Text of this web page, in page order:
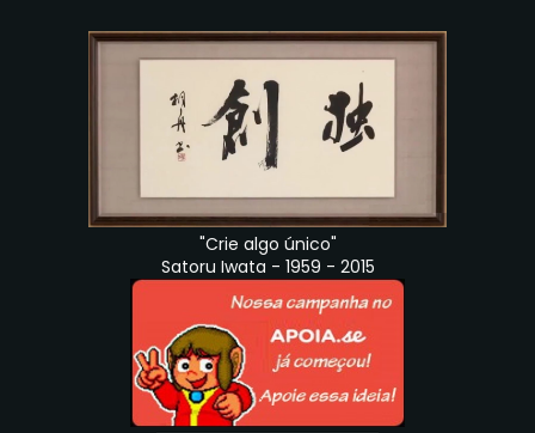
"Crie algo único"
Satoru Iwata - 1959 - 2015